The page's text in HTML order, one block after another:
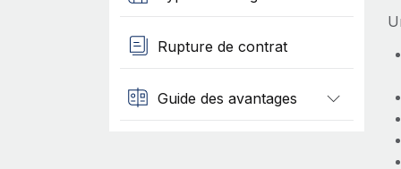
Rupture de contrat
Guide des avantages